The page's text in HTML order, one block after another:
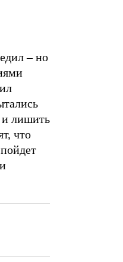
– но
и лишить
что